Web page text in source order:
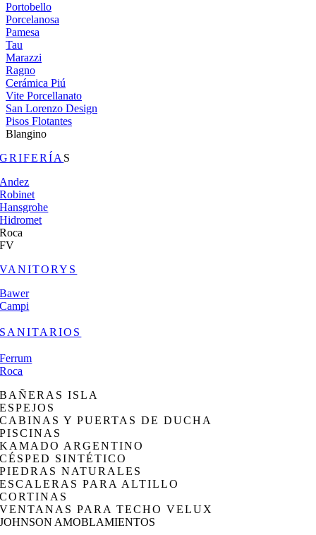
Portobello
Porcelanosa
Pamesa
Tau
Marazzi
Ragno
Cerámica Piú
Vite Porcellanato
San Lorenzo Design
Pisos Flotantes
Blangino
GRIFERÍA S
Andez
Robinet
Hansgrohe
Hidromet
Roca
FV
VANITORYS
Bawer
Campi
SANITARIOS
Ferrum
Roca
BAÑERAS ISLA
ESPEJOS
CABINAS Y PUERTAS DE DUCHA
PISCINAS
KAMADO ARGENTINO
CÉSPED SINTÉTICO
PIEDRAS NATURALES
ESCALERAS PARA ALTILLO
CORTINAS
VENTANAS PARA TECHO VELUX
JOHNSON AMOBLAMIENTOS